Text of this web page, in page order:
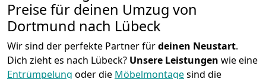
Preise für deinen Umzug von
Dortmund nach Lübeck
Wir sind der perfekte Partner fürdeinen Neustart.
Dich zieht es nach Lübeck? Unsere Leistungen wie eine
Entrümpelung oder die Möbelmontagesind die